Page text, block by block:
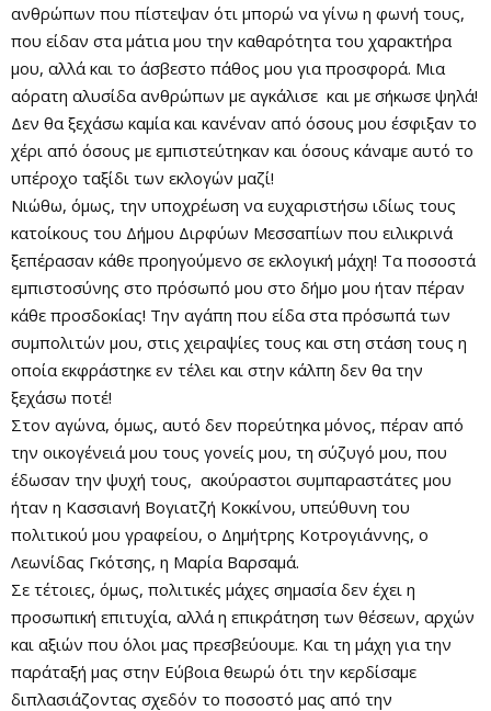
ανθρώπων που πίστεψαν ότι μπορώ να γίνω η φωνή τους,
που είδαν στα μάτια μου την καθαρότητα του χαρακτήρα
μου, αλλά και το άσβεστο πάθος μου για προσφορά. Μια
αόρατη αλυσίδα ανθρώπων με αγκάλισε και με σήκωσε ψηλά!
Δεν θα ξεχάσω καμία και κανέναν από όσους μου έσφιξαν το
χέρι από όσους με εμπιστεύτηκαν και όσους κάναμε αυτό το
υπέροχο ταξίδι των εκλογών μαζί!
Νιώθω, όμως, την υποχρέωση να ευχαριστήσω ιδίως τους
κατοίκους του Δήμου Διρφύων Μεσσαπίων που ειλικρινά
ξεπέρασαν κάθε προηγούμενο σε εκλογική μάχη! Τα ποσοστά
εμπιστοσύνης στο πρόσωπό μου στο δήμο μου ήταν πέραν
κάθε προσδοκίας! Την αγάπη που είδα στα πρόσωπά των
συμπολιτών μου, στις χειραψίες τους και στη στάση τους η
οποία εκφράστηκε εν τέλει και στην κάλπη δεν θα την
ξεχάσω ποτέ!
Στον αγώνα, όμως, αυτό δεν πορεύτηκα μόνος, πέραν από
την οικογένειά μου τους γονείς μου, τη σύζυγό μου, που
έδωσαν την ψυχή τους, ακούραστοι συμπαραστάτες μου
ήταν η Κασσιανή Βογιατζή Κοκκίνου, υπεύθυνη του
πολιτικού μου γραφείου, ο Δημήτρης Κοτρογιάννης, ο
Λεωνίδας Γκότσης, η Μαρία Βαρσαμά.
Σε τέτοιες, όμως, πολιτικές μάχες σημασία δεν έχει η
προσωπική επιτυχία, αλλά η επικράτηση των θέσεων, αρχών
και αξιών που όλοι μας πρεσβεύουμε. Και τη μάχη για την
παράταξή μας στην Εύβοια θεωρώ ότι την κερδίσαμε
διπλασιάζοντας σχεδόν το ποσοστό μας από την